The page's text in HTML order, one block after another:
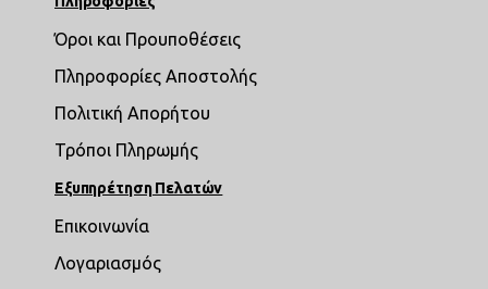
Όροι και Προυποθέσεις
Πληροφορίες Αποστολής
Πολιτική Απορήτου
Τρόποι Πληρωμής
Εξυπηρέτηση Πελατών
Επικοινωνία
Λογαριασμός